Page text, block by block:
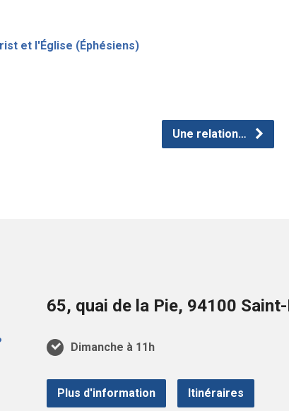
et l'Église (Éphésiens)
Une relation…
65, quai de la Pie, 94100
Dimanche à 11h
Plus d'information Itinéraires